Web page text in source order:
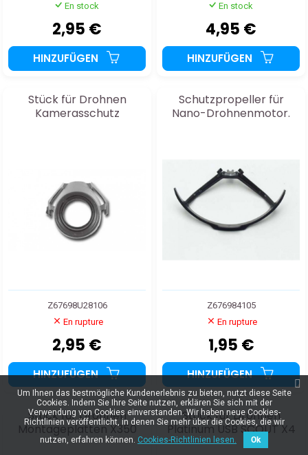
En stock
2,95 €
HINZUFÜGEN
En stock
4,95 €
HINZUFÜGEN
Stück für Drohnen
Kamerasschutz
Z67698U28106
En rupture
2,95 €
HINZUFÜGEN
Schutzpropeller für
Nano-Drohnenmotor.
Z676984105
En rupture
1,95 €
HINZUFÜGEN
Stück für Drohnen
Montageplatten X350
Stück für Drohnen
Platinum USB SCOUT X4
Um Ihnen das bestmögliche Kundenerlebnis zu bieten, nutzt diese Seite
Cookies. Indem Sie Ihre Seite nutzen, erklären Sie sich mit der
Verwendung von Cookies einverstanden. Wir haben neue Cookies-
Richtlinien veröffentlicht, in denen Sie mehr über die Cookies, die wir
nutzen, erfahren können. Cookies-Richtlinien lesen. Ok